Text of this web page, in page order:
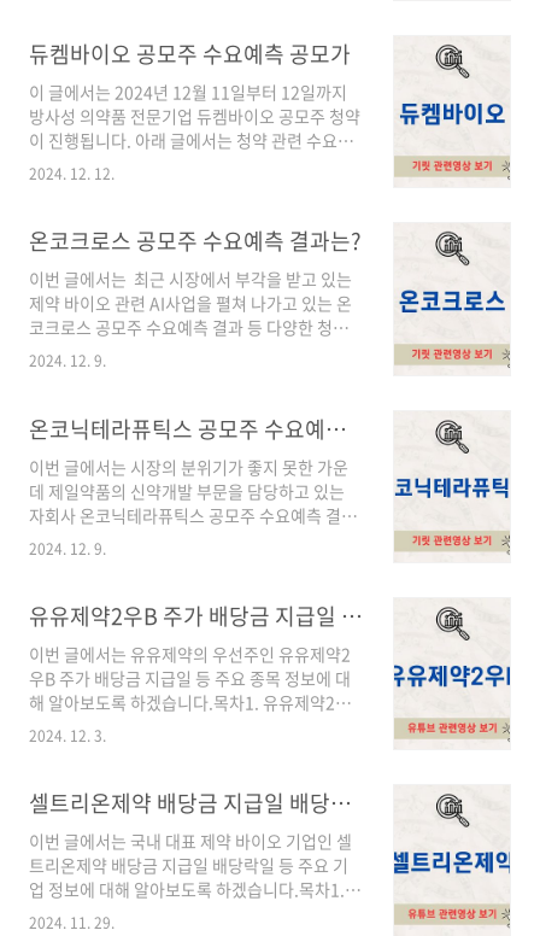
주주들에게 적극적으로 환원하기 위해 노력하고
→ 한국투자증권청약수수료 → 2,000기관 경쟁
9,000원 ~ 10,000원확정공모가 → 10,000원청
약일 → 2024년 12월 16일(월) ~ 2024년 12월
17일(화)환불일 → 2024년 12월 19일(목)상장
일 → 2024년 12월 26일(목)의무확약 →
듀켐바이오 공모주 수요예측 공모가
이 글에서는 2024년 12월 11일부터 12일까지
방사성 의약품 전문기업 듀켐바이오 공모주 청약
이 진행됩니다. 아래 글에서는 청약 관련 수요예
측 등 다양한 정보에 대해 알아보도록 하겠습니
1. 듀켐바이오 공모개요주관사 → NH투자증권
드 → 12,300원 ~ 14,100원확정공모가 →
8,000원청약일 → 2024년 12월 11일(수) ~
2024년 12월 12일(목)환불일 → 2024년 12월
16일(월)상장일 → 2024년 12월 20일(금)의무
2024. 12. 12.
온코크로스 공모주 수요예측 결과는?
이번 글에서는 최근 시장에서 부각을 받고 있는
제약 바이오 관련 AI사업을 펼쳐 나가고 있는 온
코크로스 공모주 수요예측 결과 등 다양한 청약
정보에 대해 알아보도록 하겠습니다.목차 1. 온
로스 공모개요주관사 → 미래에셋증권기관 경쟁
률 → 635.05:1(1,407건)희망 공모가 밴드 →
10,000원 ~ 12,300원확정공모가 → 7,300원청
약일 → 2024년 12월 09일(월) ~ 2024년 12월
10일(화)환불일 → 2024년 12월 12일(목)상장
일 → 2024년 12월 19일(목)의무확약 →
를..
2024. 12. 9.
온코닉테라퓨틱스 공모주 수요예측 결과는?
이번 글에서는 시장의 분위기가 좋지 못한 가운
데 제일약품의 신약개발 부문을 담당하고 있는
자회사 온코닉테라퓨틱스 공모주 수요예측 결과
등 다양한 청약 정보에 대해 알아보겠습니다.목
차 1. 온코닉테라퓨틱스 공모개요2. 온코닉테라
어떤 기업인가? 1. 온코닉테라퓨틱스 공모개요
주관사 → NH투자증권기관 경쟁률 →
198.96:1(842건)희망 공모가 밴드 → 16,000원
~ 18,000원확정공모가 → 13,000원청약일 →
2024년 12월 09일(월) ~ 2024년 12월 10일
(화)환불일 → 2024년 12월 12일(목)상장일 →
예측 결과온코닉테..
2024. 12. 9.
유유제약2우B 주가 배당금 지급일 / 2024년 최신정보
이번 글에서는 유유제약의 우선주인 유유제약2
우B 주가 배당금 지급일 등 주요 종목 정보에 대
해 알아보도록 하겠습니다.목차1. 유유제약2우B
주가 2. 유유제약2우B 배당금 지급일 3. 우선주
란? 1. 유유제약2우B 주가코로나 이후 유유제
6,139원을 저점으로 코로나 치료제 이슈를 비롯
하여 수급이 이상적으로 쏠리며 주가가 폭등하여
2021년 4월 23일 59,000원까지 상승하였습니
다.그러나 2021년 4월 이후 수급이 빠져나가기
시작하며 3년이 넘는 시간 동안 지속적으로 우하
향하며 하락하고 있습니다. 다만, 2024년 12월 3
2024. 12. 3.
셀트리온제약 배당금 지급일 배당락일 / 2024년 최신정보
이번 글에서는 국내 대표 제약 바이오 기업인 셀
트리온제약 배당금 지급일 배당락일 등 주요 기
업 정보에 대해 알아보도록 하겠습니다.목차1.
셀트리온제약 주가 2. 셀트리온제약 배당금 지급
2024. 11. 29.